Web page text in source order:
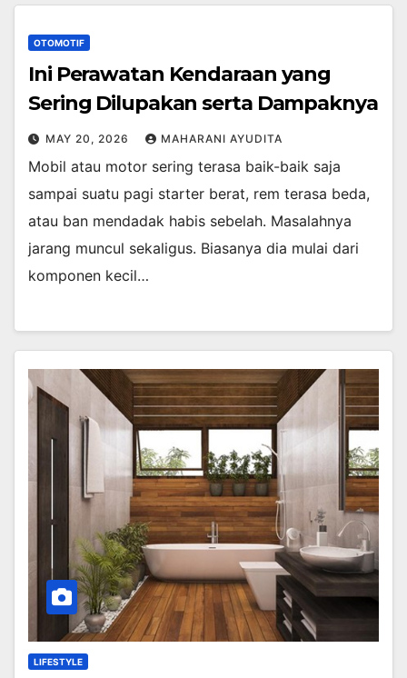
OTOMOTIF
Ini Perawatan Kendaraan yang
Sering Dilupakan serta Dampaknya
MAY 20, 2026 MAHARANI AYUDITA
Mobil atau motor sering terasa baik-baik saja
sampai suatu pagi starter berat, rem terasa beda,
atau ban mendadak habis sebelah. Masalahnya
jarang muncul sekaligus. Biasanya dia mulai dari
komponen kecil…
LIFESTYLE